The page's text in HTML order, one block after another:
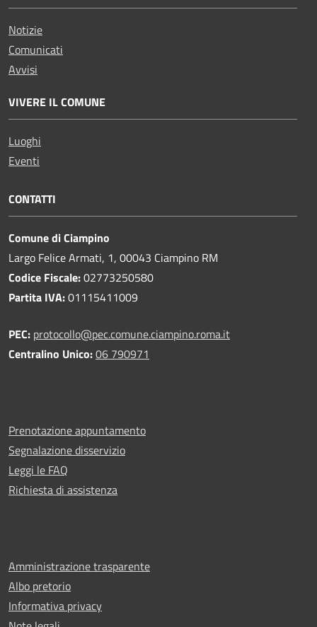
Notizie
Comunicati
Avvisi
VIVERE IL COMUNE
Luoghi
Eventi
CONTATTI
Comune di Ciampino
Largo Felice Armati, 1, 00043 Ciampino RM
Codice Fiscale:02773250580
Partita IVA:01115411009
PEC: protocollo@pec.comune.ciampino.roma.it
Centralino Unico:06 790971
Prenotazione appuntamento
Segnalazione disservizio
Leggi le FAQ
Richiesta di assistenza
Amministrazione trasparente
Albo pretorio
Informativa privacy